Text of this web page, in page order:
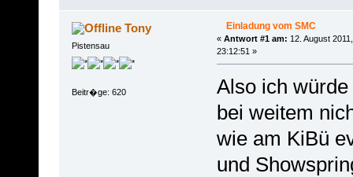
Tony
Pistensau
Beitr�ge: 620
Einladung vom SMC
« Antwort #1 am: 12. August 2011,
23:12:51 »
Also ich
bei weitem
wie am KiBü
und